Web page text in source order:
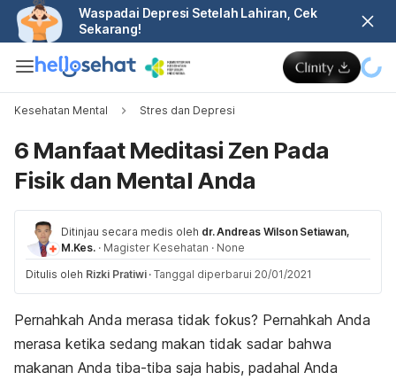
Waspadai Depresi Setelah Lahiran, Cek
Sekarang!
Kesehatan Mental Stres dan Depresi
6 Manfaat Meditasi Zen Pada
Fisik dan Mental Anda
Ditinjau secara medis oleh dr. Andreas Wilson Setiawan,
M.Kes. · Magister Kesehatan · None
Ditulis oleh Rizki Pratiwi · Tanggal diperbarui 20/01/2021
Pernahkah Anda merasa tidak fokus? Pernahkah Anda
merasa ketika sedang makan tidak sadar bahwa
makanan Anda tiba-tiba saja habis, padahal Anda